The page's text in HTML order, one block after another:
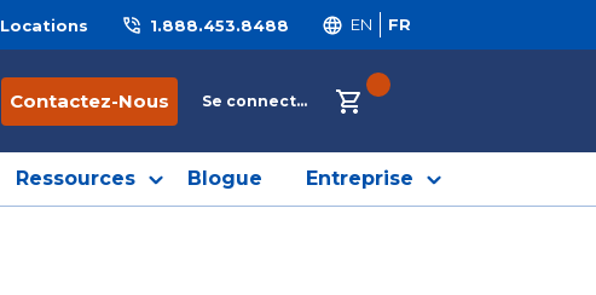
Locations 1.888.453.8488 EN FR
Contactez-Nous Se connecter
Ressources Blogue Entreprise